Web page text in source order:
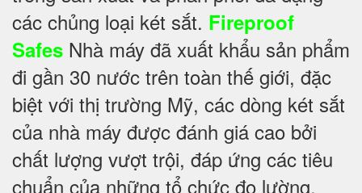
các chủng loại két sắt. Fireproof
Safes Nhà máy đã xuất khẩu sản phẩm
đi gần 30 nước trên toàn thế giới, đặc
biệt với thị trường Mỹ, các dòng két sắt
của nhà máy được đánh giá cao bởi
chất lượng vượt trội, đáp ứng các tiêu
chuẩn của những tổ chức đo lường,